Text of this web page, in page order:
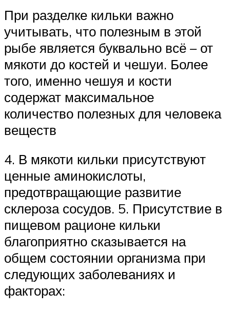
При разделке кильки важно
учитывать, что полезным в этой
рыбе является буквально всё – от
мякоти до костей и чешуи. Более
того, именно чешуя и кости
содержат максимальное
количество полезных для человека
веществ
4. В мякоти кильки присутствуют
ценные аминокислоты,
предотвращающие развитие
склероза сосудов. 5. Присутствие в
пищевом рационе кильки
благоприятно сказывается на
общем состоянии организма при
следующих заболеваниях и
факторах: